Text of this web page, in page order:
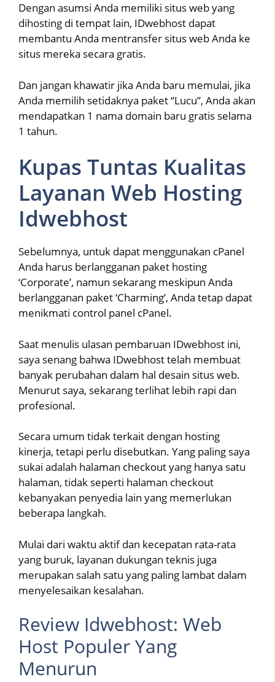
Dengan asumsi Anda memiliki situs web yang
dihosting di tempat lain, IDwebhost dapat
membantu Anda mentransfer situs web Anda ke
situs mereka secara gratis.
Dan jangan khawatir jika Anda baru memulai, jika
Anda memilih setidaknya paket “Lucu”, Anda akan
mendapatkan 1 nama domain baru gratis selama
1 tahun.
Kupas Tuntas Kualitas
Layanan Web Hosting
Idwebhost
Sebelumnya, untuk dapat menggunakan cPanel
Anda harus berlangganan paket hosting
‘Corporate’, namun sekarang meskipun Anda
berlangganan paket ‘Charming’, Anda tetap dapat
menikmati control panel cPanel.
Saat menulis ulasan pembaruan IDwebhost ini,
saya senang bahwa IDwebhost telah membuat
banyak perubahan dalam hal desain situs web.
Menurut saya, sekarang terlihat lebih rapi dan
profesional.
Secara umum tidak terkait dengan hosting
kinerja, tetapi perlu disebutkan. Yang paling saya
sukai adalah halaman checkout yang hanya satu
halaman, tidak seperti halaman checkout
kebanyakan penyedia lain yang memerlukan
beberapa langkah.
Mulai dari waktu aktif dan kecepatan rata-rata
yang buruk, layanan dukungan teknis juga
merupakan salah satu yang paling lambat dalam
menyelesaikan kesalahan.
Review Idwebhost: Web
Host Populer Yang
Menurun